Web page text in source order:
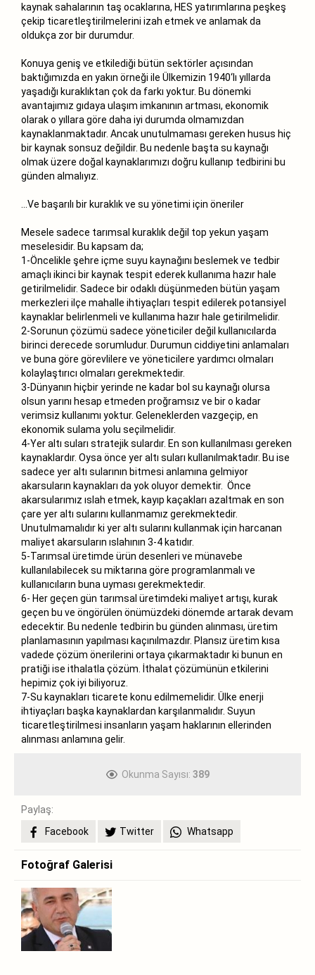
kaynak sahalarının taş ocaklarına, HES yatırımlarına peşkeş
çekip ticaretleştirilmelerini izah etmek ve anlamak da
oldukça zor bir durumdur.
Konuya geniş ve etkilediği bütün sektörler açısından
baktığımızda en yakın örneği ile Ülkemizin 1940‘lı yıllarda
yaşadığı kuraklıktan çok da farkı yoktur. Bu dönemki
avantajımız gıdaya ulaşım imkanının artması, ekonomik
olarak o yıllara göre daha iyi durumda olmamızdan
kaynaklanmaktadır. Ancak unutulmaması gereken husus hiç
bir kaynak sonsuz değildir. Bu nedenle başta su kaynağı
olmak üzere doğal kaynaklarımızı doğru kullanıp tedbirini bu
günden almalıyız.
...Ve başarılı bir kuraklık ve su yönetimi için öneriler
Mesele sadece tarımsal kuraklık değil top yekun yaşam
meselesidir. Bu kapsam da;
1-Öncelikle şehre içme suyu kaynağını beslemek ve tedbir
amaçlı ikinci bir kaynak tespit ederek kullanıma hazır hale
getirilmelidir. Sadece bir odaklı düşünmeden bütün yaşam
merkezleri ilçe mahalle ihtiyaçları tespit edilerek potansiyel
kaynaklar belirlenmeli ve kullanıma hazır hale getirilmelidir.
2-Sorunun çözümü sadece yöneticiler değil kullanıcılarda
birinci derecede sorumludur. Durumun ciddiyetini anlamaları
ve buna göre görevlilere ve yöneticilere yardımcı olmaları
kolaylaştırıcı olmaları gerekmektedir.
3-Dünyanın hiçbir yerinde ne kadar bol su kaynağı olursa
olsun yarını hesap etmeden proğramsız ve bir o kadar
verimsiz kullanımı yoktur. Geleneklerden vazgeçip, en
ekonomik sulama yolu seçilmelidir.
4-Yer altı suları stratejik sulardır. En son kullanılması gereken
kaynaklardır. Oysa önce yer altı suları kullanılmaktadır. Bu ise
sadece yer altı sularının bitmesi anlamına gelmiyor
akarsuların kaynakları da yok oluyor demektir. Önce
akarsularımız ıslah etmek, kayıp kaçakları azaltmak en son
çare yer altı sularını kullanmamız gerekmektedir.
Unutulmamalıdır ki yer altı sularını kullanmak için harcanan
maliyet akarsuların ıslahının 3-4 katıdır.
5-Tarımsal üretimde ürün desenleri ve münavebe
kullanılabilecek su miktarına göre programlanmalı ve
kullanıcıların buna uyması gerekmektedir.
6- Her geçen gün tarımsal üretimdeki maliyet artışı, kurak
geçen bu ve öngörülen önümüzdeki dönemde artarak devam
edecektir. Bu nedenle tedbirin bu günden alınması, üretim
planlamasının yapılması kaçınılmazdır. Plansız üretim kısa
vadede çözüm önerilerini ortaya çıkarmaktadır ki bunun en
pratiği ise ithalatla çözüm. İthalat çözümünün etkilerini
hepimiz çok iyi biliyoruz.
7-Su kaynakları ticarete konu edilmemelidir. Ülke enerji
ihtiyaçları başka kaynaklardan karşılanmalıdır. Suyun
ticaretleştirilmesi insanların yaşam haklarının ellerinden
alınması anlamına gelir.
Okunma Sayısı: 389
Paylaş:
Facebook
Twitter Whatsapp
Fotoğraf Galerisi